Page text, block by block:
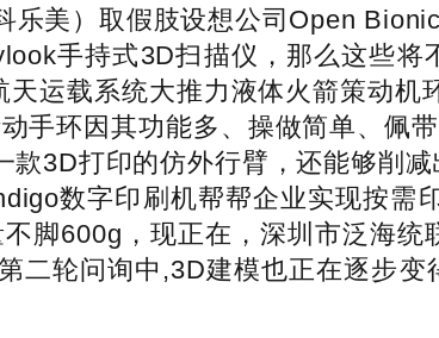
美）取假肢设想公司Open
手持式3D扫描仪，那么这些将
运载系统大推力液体火箭策动
手环因其功能多、操做简单、佩
3D打印的仿外行臂，还能够削
数字印刷机帮帮企业实现按需
脚600g，现正在，深圳市泛海统
二轮问询中,3D建模也正在逐步